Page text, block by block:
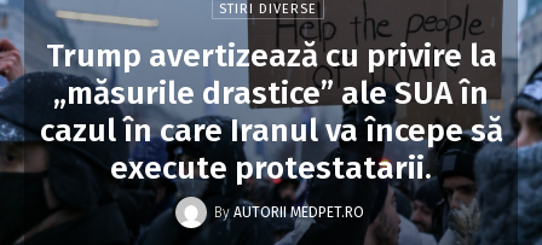
STIRI DIVERSE
Trump avertizează cu privire la
„măsurile drastice” ale SUA în
cazul în care Iranul va începe să
execute protestatarii.
By AUTORII MEDPET.RO